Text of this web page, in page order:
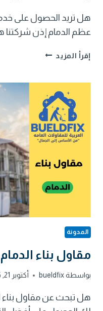
هل تريد الحصول على
عظم الدمام إذن
إقرأ المزيد مقاول
لتنفيذ
مشاريعك
بدقة
المدونة
مقاول بناء الدمام
بواسطةbueldfix أكتوبر 21, 2025
هل تبحث عن مقاول بناء